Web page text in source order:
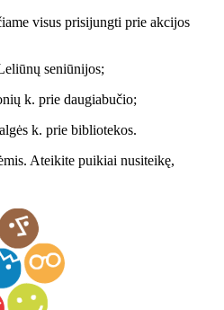
visus prisijungti prie akcijos
seniūnijos;
k. prie daugiabučio;
k. prie bibliotekos.
Ateikite puikiai nusiteikę,